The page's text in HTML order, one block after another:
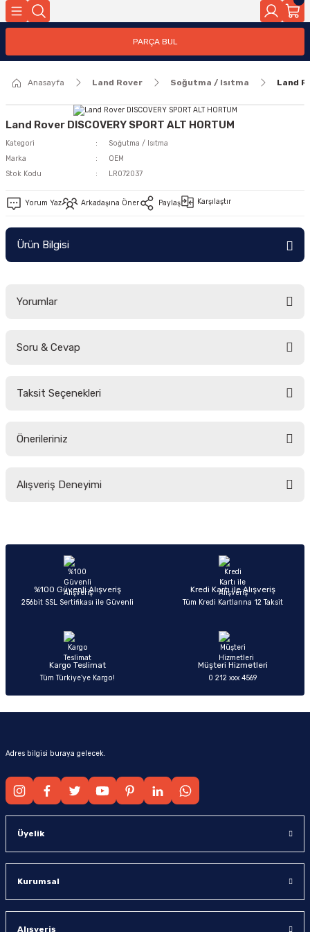
PARÇA BUL
Anasayfa Land Rover Soğutma / Isıtma Land
Land Rover DISCOVERY SPORT ALT HORTUM
Kategori
Soğutma / Isıtma
Marka
OEM
Stok Kodu
LR072037
Yorum Yaz Arkadaşına Öner Paylaş Karşılaştır
Ürün Bilgisi
Yorumlar
Soru & Cevap
Taksit Seçenekleri
Önerileriniz
yetersiz gördüğünüz noktaları öneri formunu kullanarak tarafımıza
Ürün açıklamasında eksik bilgiler bulunuyor.
Ürün bilgilerinde hatalar bulunuyor.
Ürün fiyatı diğer sitelerden daha pahalı.
Alışveriş Deneyimi
Sitemize ilk yorumu siz yapın!
%100 Güvenli Alışveriş
256bit SSL Sertifikası ile Güvenli
Kredi Kartı ile Alışveriş
Tüm Kredi Kartlarına 12 Taksit
Kargo Teslimat
Tüm Türkiye’ye Kargo!
Müşteri Hizmetleri
0 212 xxx 4569
Adres bilgisi buraya gelecek.
Üyelik
Kurumsal
Alışveriş